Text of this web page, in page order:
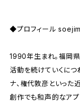
◆プロフィール
1990年生まれ。福岡県
活動を続けていくにつ
ナ、権代敦彦といった
創作でも和声的なアプ